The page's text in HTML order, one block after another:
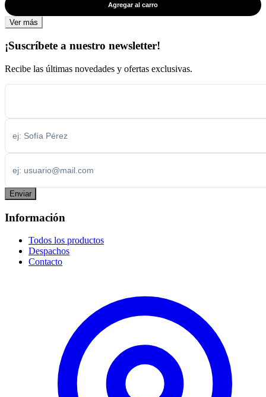
Agregar al carro
Ver más
¡Suscríbete a nuestro newsletter!
Recibe las últimas novedades y ofertas exclusivas.
Enviar
Información
Todos los productos
Despachos
Contacto